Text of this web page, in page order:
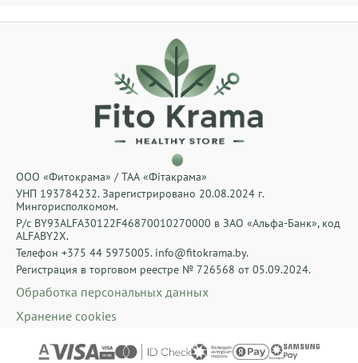
ООО «Фитокрама» / ТАА «Фiтакрама»
УНП 193784232. Зарегистрировано 20.08.2024 г.
Мингорисполкомом.
Р/с BY93ALFA30122F46870010270000 в ЗАО «Альфа-Банк», код
ALFABY2X.
Телефон +375 44 5975005. info@fitokrama.by.
Регистрация в торговом реестре № 726568 от 05.09.2024.
Обработка персональных данных
Хранение cookies